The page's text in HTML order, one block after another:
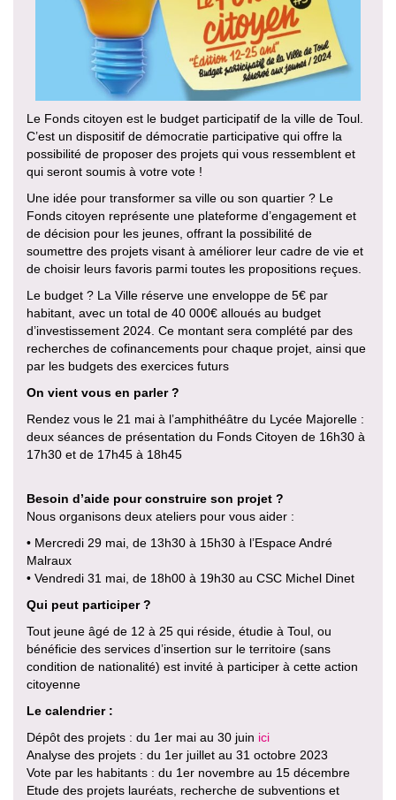
Le Fonds citoyen est le budget participatif de la ville de Toul.
C’est un dispositif de démocratie participative qui offre la
possibilité de proposer des projets qui vous ressemblent et
qui seront soumis à votre vote !
Une idée pour transformer sa ville ou son quartier ? Le
Fonds citoyen représente une plateforme d’engagement et
de décision pour les jeunes, offrant la possibilité de
soumettre des projets visant à améliorer leur cadre de vie et
de choisir leurs favoris parmi toutes les propositions reçues.
Le budget ? La Ville réserve une enveloppe de 5€ par
habitant, avec un total de 40 000€ alloués au budget
d’investissement 2024. Ce montant sera complété par des
recherches de cofinancements pour chaque projet, ainsi que
par les budgets des exercices futurs
On vient vous en parler ?
Rendez vous le 21 mai à l’amphithéâtre du Lycée Majorelle :
deux séances de présentation du Fonds Citoyen de 16h30 à
17h30 et de 17h45 à 18h45
Besoin d’aide pour construire son projet ?
Nous organisons deux ateliers pour vous aider :
• Mercredi 29 mai, de 13h30 à 15h30 à l’Espace André
Malraux
• Vendredi 31 mai, de 18h00 à 19h30 au CSC Michel Dinet
Qui peut participer ?
Tout jeune âgé de 12 à 25 qui réside, étudie à Toul, ou
bénéficie des services d’insertion sur le territoire (sans
condition de nationalité) est invité à participer à cette action
citoyenne
Le calendrier :
Dépôt des projets : du 1er mai au 30 juin ici
Analyse des projets : du 1er juillet au 31 octobre 2023
Vote par les habitants : du 1er novembre au 15 décembre
Etude des projets lauréats, recherche de subventions et